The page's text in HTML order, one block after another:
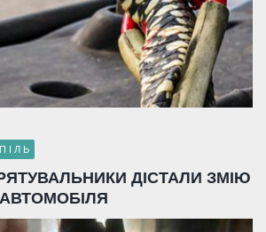
ДІСТАЛИ ЗМІЮ